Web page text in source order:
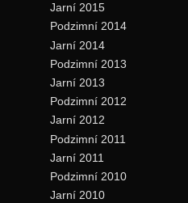
Jarní 2015
Podzimní 2014
Jarní 2014
Podzimní 2013
Jarní 2013
Podzimní 2012
Jarní 2012
Podzimní 2011
Jarní 2011
Podzimní 2010
Jarní 2010